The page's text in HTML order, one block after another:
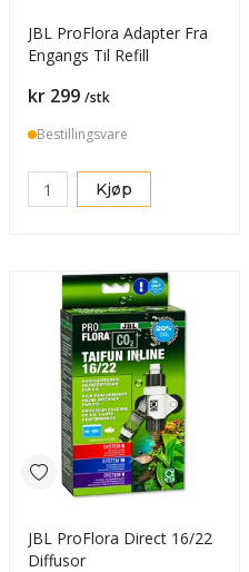
JBL ProFlora Adapter Fra
Engangs Til Refill
Pris
kr 299 /stk
Bestillingsvare
Kjøp
JBL ProFlora Direct 16/22
Diffusor